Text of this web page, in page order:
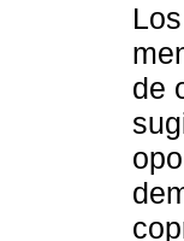
de